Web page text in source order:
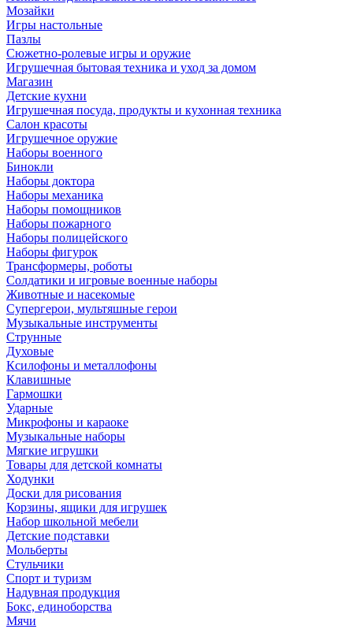
Мозайки
Игры настольные
Пазлы
Сюжетно-ролевые игры и оружие
Игрушечная бытовая техника и уход за домом
Магазин
Детские кухни
Игрушечная посуда, продукты и кухонная техника
Салон красоты
Игрушечное оружие
Наборы военного
Бинокли
Наборы доктора
Наборы механика
Наборы помощников
Наборы пожарного
Наборы полицейского
Наборы фигурок
Трансформеры, роботы
Солдатики и игровые военные наборы
Животные и насекомые
Супергерои, мультяшные герои
Музыкальные инструменты
Струнные
Духовые
Ксилофоны и металлофоны
Клавишные
Гармошки
Ударные
Микрофоны и караоке
Музыкальные наборы
Мягкие игрушки
Товары для детской комнаты
Ходунки
Доски для рисования
Корзины, ящики для игрушек
Набор школьной мебели
Детские подставки
Мольберты
Стульчики
Спорт и туризм
Надувная продукция
Бокс, единоборства
Мячи